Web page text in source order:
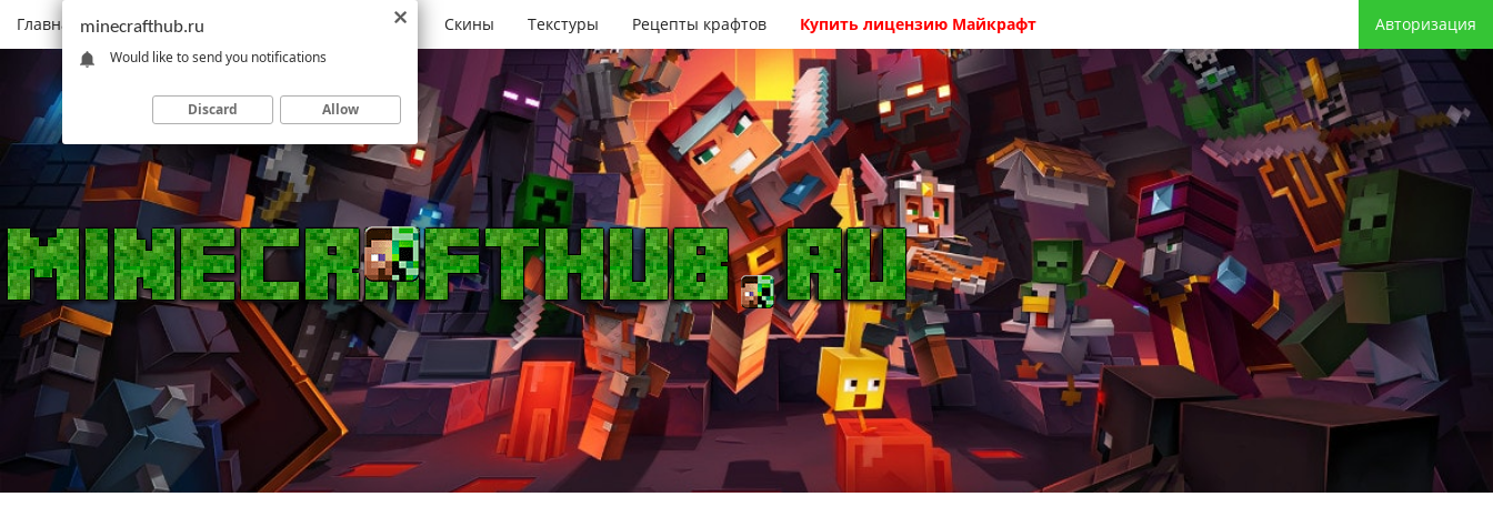
Главная Моды Скачать Minecraft Карты Скины Текстуры Рецепты крафтов Купить лицензию Майкрафт Авторизация
minecrafthub.ru
Would like to send you notifications
Discard Allow